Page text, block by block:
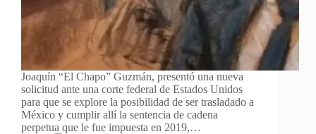
Joaquín “El Chapo” Guzmán, presentó una nueva
solicitud ante una corte federal de Estados Unidos
para que se explore la posibilidad de ser trasladado a
México y cumplir allí la sentencia de cadena
perpetua que le fue impuesta en 2019,…